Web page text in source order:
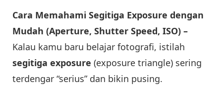
Cara Memahami Segitiga Exposure dengan
Mudah (Aperture, Shutter Speed, ISO) –
Kalau kamu baru belajar fotografi, istilah
segitiga exposure (exposure triangle) sering
terdengar “serius” dan bikin pusing.